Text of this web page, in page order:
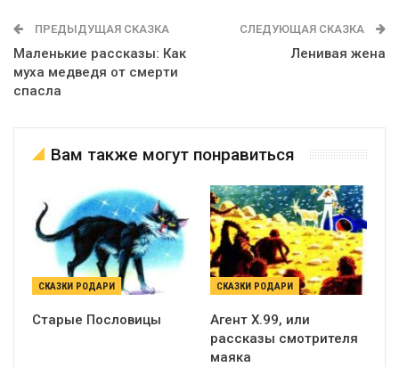
ПРЕДЫДУЩАЯ СКАЗКА
Маленькие рассказы: Как
муха медведя от смерти
спасла
СЛЕДУЮЩАЯ СКАЗКА
Ленивая жена
Вам также могут понравиться
СКАЗКИ РОДАРИ
Старые Пословицы
СКАЗКИ РОДАРИ
Агент X.99, или
рассказы смотрителя
маяка